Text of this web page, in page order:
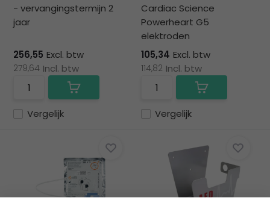
- vervangingstermijn 2
jaar
Vergelijk
256,55 Excl. btw
279,64 Incl. btw
Cardiac Science
Powerheart G5
elektroden
Vergelijk
105,34 Excl. btw
114,82 Incl. btw